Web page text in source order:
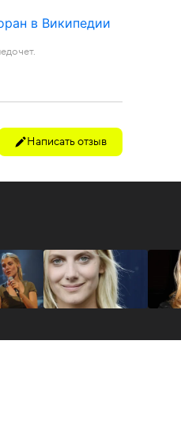
в Википедии
Написать отзыв